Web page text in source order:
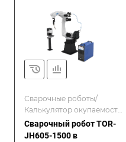
Сварочные роботы/
Калькулятор окупаемости
роботизированной
сварки
Сварочный робот TOR-
JH605-1500 в